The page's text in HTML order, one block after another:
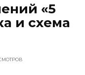
«5
и схема